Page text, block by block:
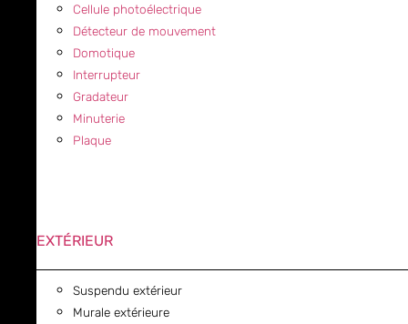
Cellule photoélectrique
Détecteur de mouvement
Domotique
Interrupteur
Gradateur
Minuterie
Plaque
EXTÉRIEUR
Suspendu extérieur
Murale extérieure